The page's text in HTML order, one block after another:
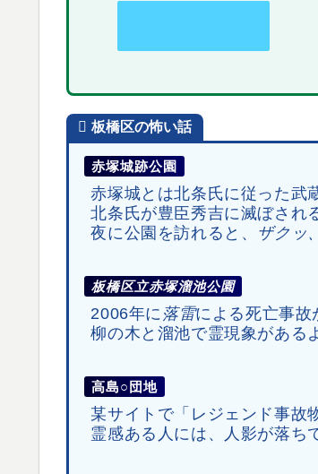
板橋区の怖い話
赤塚城跡公園
赤塚城とは北条氏に従った武
北条氏が豊臣秀吉に滅ぼされ
夜に公園を訪れると、 ザクッ
板橋区立赤塚溜池公園
2006年に 落雷による死亡事故
柳の木と溜池で霊現象がある
高島○団地
某サイトで「レジェンド事故
霊感ある人には、人影が落ち